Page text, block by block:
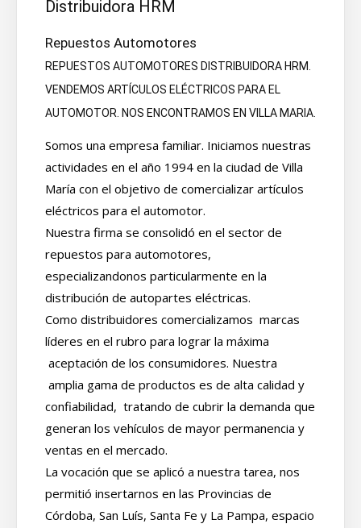
Distribuidora HRM
Repuestos Automotores
REPUESTOS AUTOMOTORES DISTRIBUIDORA HRM.
VENDEMOS ARTÍCULOS ELÉCTRICOS PARA EL
AUTOMOTOR. NOS ENCONTRAMOS EN VILLA MARIA.
Somos una empresa familiar. Iniciamos nuestras
actividades en el año 1994 en la ciudad de Villa
María con el objetivo de comercializar artículos
eléctricos para el automotor.
Nuestra firma se consolidó en el sector de
repuestos para automotores,
especializandonos particularmente en la
distribución de autopartes eléctricas.
Como distribuidores comercializamos marcas
líderes en el rubro para lograr la máxima
aceptación de los consumidores. Nuestra
amplia gama de productos es de alta calidad y
confiabilidad, tratando de cubrir la demanda que
generan los vehículos de mayor permanencia y
ventas en el mercado.
La vocación que se aplicó a nuestra tarea, nos
permitió insertarnos en las Provincias de
Córdoba, San Luís, Santa Fe y La Pampa, espacio